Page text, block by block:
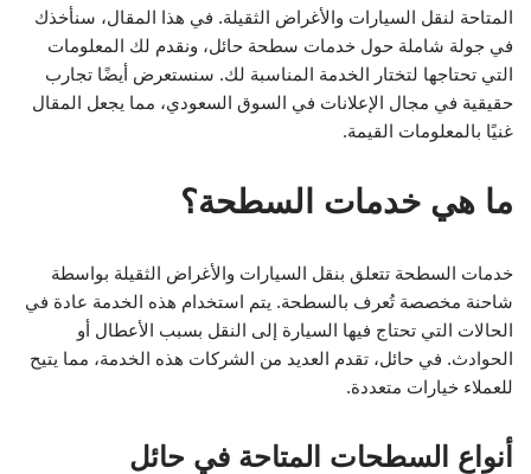
المتاحة لنقل السيارات والأغراض الثقيلة. في هذا المقال، سنأخذك
في جولة شاملة حول خدمات سطحة حائل، ونقدم لك المعلومات
التي تحتاجها لتختار الخدمة المناسبة لك. سنستعرض أيضًا تجارب
حقيقية في مجال الإعلانات في السوق السعودي، مما يجعل المقال
غنيًا بالمعلومات القيمة.
ما هي خدمات السطحة؟
خدمات السطحة تتعلق بنقل السيارات والأغراض الثقيلة بواسطة
شاحنة مخصصة تُعرف بالسطحة. يتم استخدام هذه الخدمة عادة في
الحالات التي تحتاج فيها السيارة إلى النقل بسبب الأعطال أو
الحوادث. في حائل، تقدم العديد من الشركات هذه الخدمة، مما يتيح
للعملاء خيارات متعددة.
أنواع السطحات المتاحة في حائل